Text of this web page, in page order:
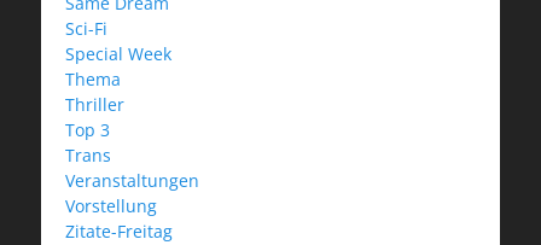
Sci-Fi
Special Week
Thema
Thriller
Top 3
Trans
Veranstaltungen
Vorstellung
Zitate-Freitag